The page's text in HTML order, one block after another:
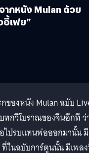
ากหนัง Mulan ด้วย
อี้เฟย”
ของหนัง Mulan ฉบับ
ทกวีโบราณของจีนอีกที ว่
ปรบแทนพ่อออกมานั้น มี
ในฉบับการ์ตูนนั้น มีเพล